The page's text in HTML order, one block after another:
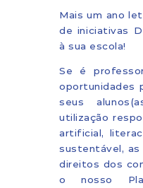
Mais um ano
de iniciativas
à sua escola!
Se é
oportunidades
seus
utilização
artificial,
sustentável, as
direitos dos
o nosso